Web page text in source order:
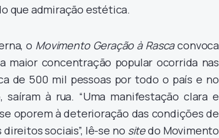
que admiração estética.
o Movimento Geração à Rascaconvoca
maior concentração popular ocorrida nas
de 500 mil pessoas por todo o país e no
saíram à rua. “Uma manifestação clara e
oporem à deterioração das condições de
sociais”, lê-se no sitedo Movimento